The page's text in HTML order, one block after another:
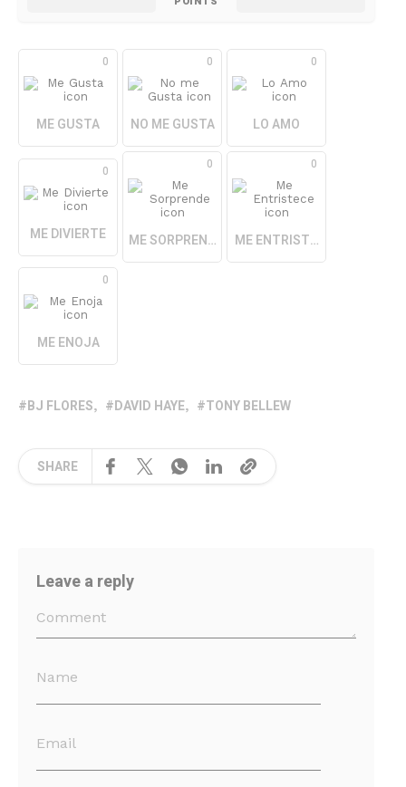
0
ME GUSTA
0
NO ME GUSTA
0
LO AMO
0
ME DIVIERTE
0
ME SORPRENDE
0
ME ENTRISTECE
0
ME ENOJA
BJ FLORES DAVID HAYE TONY BELLEW
SHARE
Leave a reply